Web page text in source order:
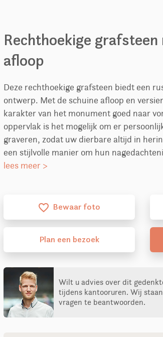
Rechthoekige
afloop
Deze rechthoekige grafsteen biedt een
ontwerp. Met de schuine afloop en
karakter van het monument goed naar
oppervlak is het mogelijk om er
graveren, zodat uw dierbare altijd in
een stijlvolle manier om hun
lees meer >
favorite_border Bewaar foto
Plan een bezoek
Wilt u advies over dit
tijdens kantooruren. Wij
vragen te beantwoorden.